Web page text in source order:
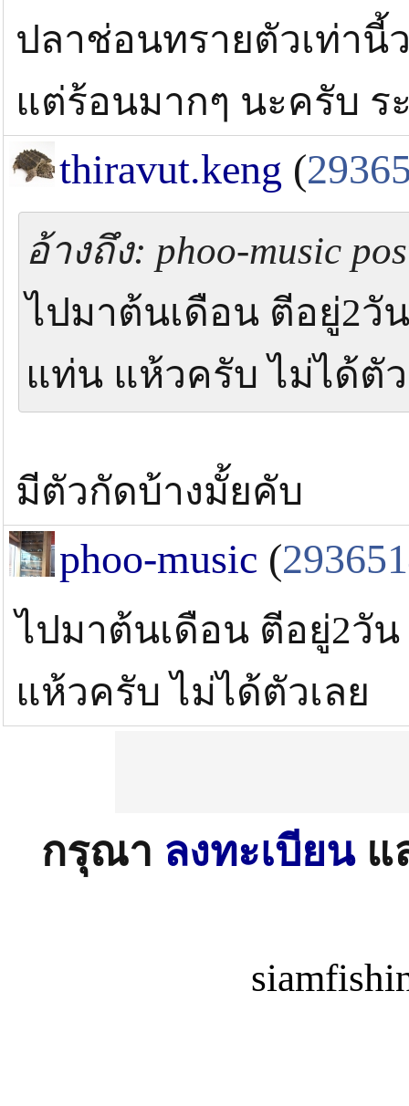
ปลาช่อนทรายตัวเท่า
แต่ร้อนมากๆ นะครับ
thiravut.keng (
อ้างถึง: phoo-music
ไปมาต้นเดือน ตีอยู่2วั
แท่น แห้วครับ ไม่ได้ตัว
มีตัวกัดบ้างมั้ยคับ
phoo-music (
ไปมาต้นเดือน ตีอยู่2วั
แห้วครับ ไม่ได้ตัวเลย
กรุณา ลงทะเบียนแ